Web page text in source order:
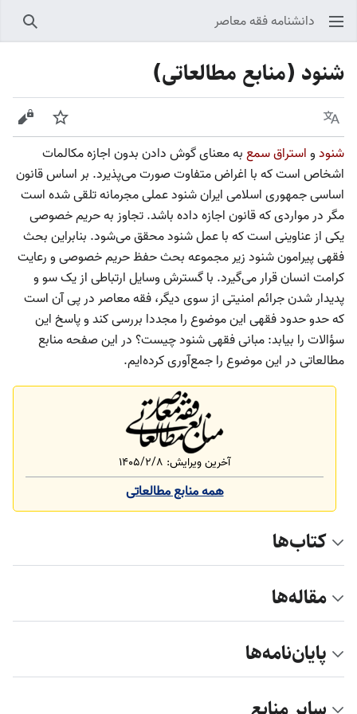
دانشنامه فقه معاصر
شنود (منابع مطالعاتی)
زبان پیگیری
شنودواستراق سمعبه معنای گوش دادن بدون اجازه مکالمات
اشخاص است که با اغراض متفاوت صورت می‌پذیرد. بر اساس قانون
اساسی جمهوری اسلامی ایران شنود عملی مجرمانه تلقی شده است
مگر در مواردی که قانون اجازه داده باشد. تجاوز به حریم خصوصی
یکی از عناوینی است که با عمل شنود محقق می‌شود. بنابراین بحث
فقهی پیرامون شنود زیر مجموعه بحث حفظ حریم خصوصی و رعایت
کرامت انسان قرار می‌گیرد. با گسترش وسایل ارتباطی از یک سو و
پدیدار شدن جرائم امنیتی از سوی دیگر، فقه معاصر در پی آن است
که حدو حدود فقهی این موضوع را مجددا بررسی کند و پاسخ این
سؤالات را بیابد: مبانی فقهی شنود چیست؟ در این صفحه منابع
مطالعاتی در این موضوع را جمع‌آوری کرده‌ایم.
آخرین ویرایش: ۱۴۰۵/۲/۸
همه منابع مطالعاتی
کتاب‌ها
مقاله‌ها
پایان‌نامه‌ها